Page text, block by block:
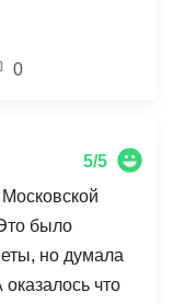
как
Видео
человек в
- расчёты по
участке,
писал
0
5/5
было
но думала
что